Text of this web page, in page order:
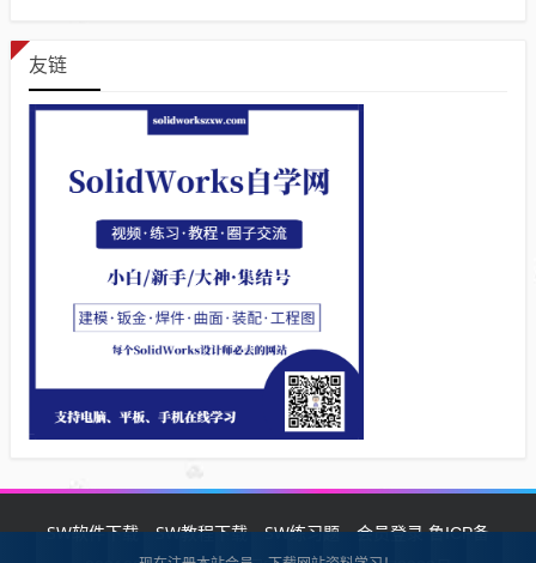
友链
SW软件下载 SW教程下载 SW练习题 会员登录鲁ICP备